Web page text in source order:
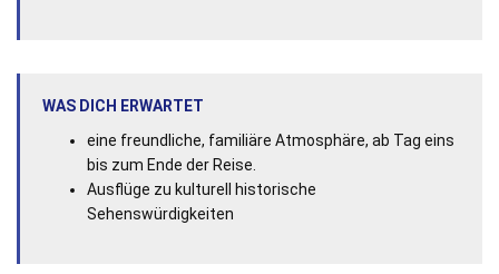
WAS DICH ERWARTET
eine freundliche, familiäre Atmosphäre, ab Tag eins
bis zum Ende der Reise.
Ausflüge zu kulturell historische
Sehenswürdigkeiten